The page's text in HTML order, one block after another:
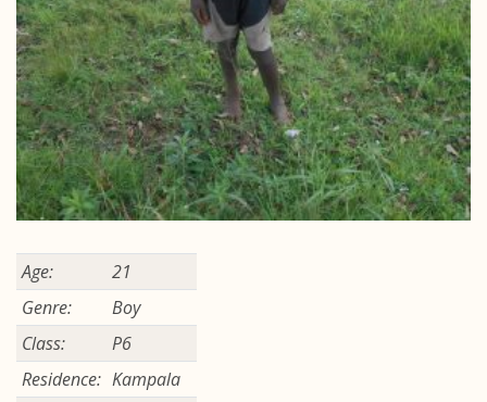
Age:
21
Genre:
Boy
Class:
P6
Residence: Kampala